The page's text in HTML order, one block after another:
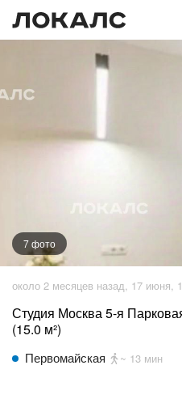
7фото
около 2 месяцев назад, 17 июня,
Студия Москва 5-я
(15.0 м²)
Первомайская ~ 13 мин